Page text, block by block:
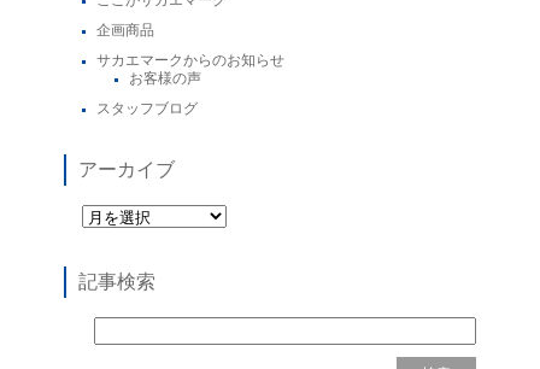
企画商品
サカエマークからのお知らせ
お客様の声
スタッフブログ
アーカイブ
記事検索